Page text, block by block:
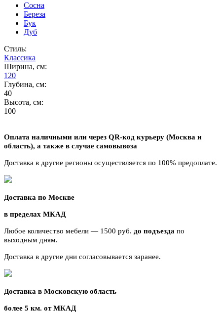
Сосна
Береза
Бук
Дуб
Стиль:
Классика
Ширина, см:
120
Глубина, см:
40
Высота, см:
100
Оплата наличными или через QR-код курьеру (Москва и
область), а также в случае самовывоза
Доставка в другие регионы осуществляется по 100% предоплате.
Доставка по Москве
в пределах МКАД
Любое количество мебели — 1500 руб. до подъезда по
выходным дням.
Доставка в другие дни согласовывается заранее.
Доставка в Московскую область
более 5 км. от МКАД